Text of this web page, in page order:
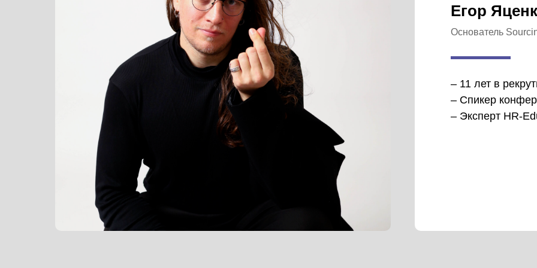
Егор
Основатель
– 11 лет в
– Спикер
– Эксперт HR-